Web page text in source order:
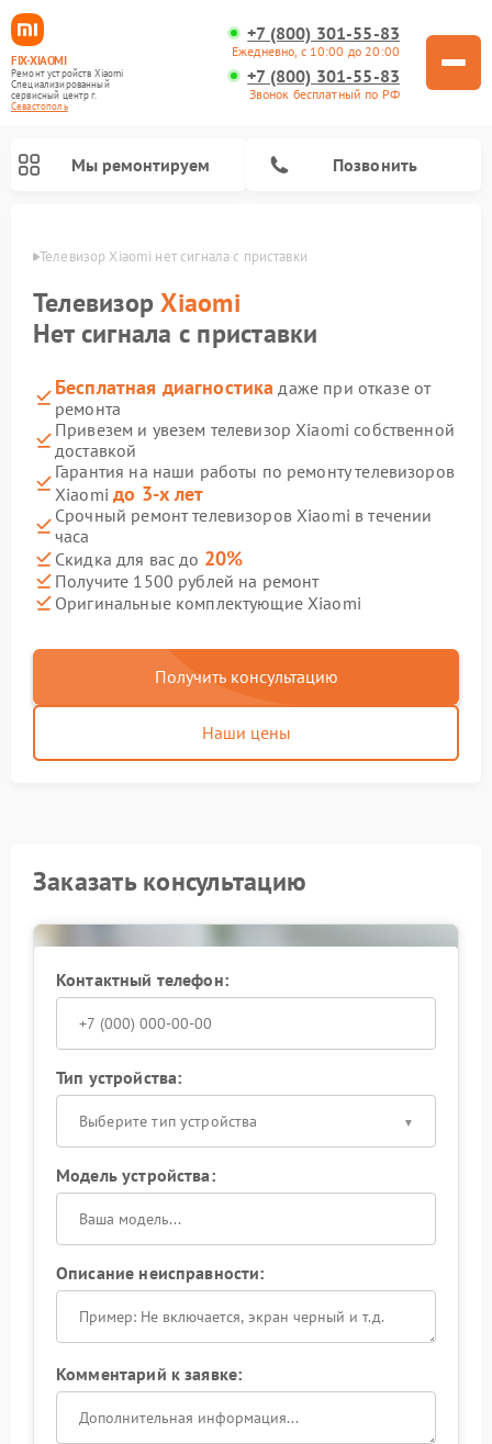
FIX-XIAOMI
Ремонт устройств Xiaomi
Специализированный
cервисный центр г.
Севастополь
+7 (800) 301-55-83
Ежедневно, с 10:00 до 20:00
+7 (800) 301-55-83
Звонок бесплатный по РФ
Мы ремонтируем Позвонить
Телевизор Xiaomi нет сигнала с приставки
ТелевизорXiaomi
Нет сигнала с приставки
Бесплатная диагностика даже при отказе от
ремонта
Привезем и увезем телевизор Xiaomi собственной
доставкой
Гарантия на наши работы по ремонту телевизоров
Xiaomiдо 3-х лет
Срочный ремонт телевизоров Xiaomi в течении
часа
Скидка для вас до 20%
Получите 1500 рублей на ремонт
Оригинальные комплектующие Xiaomi
Получить консультацию
Наши цены
Заказать консультацию
Контактный телефон:
Тип устройства:
Выберите тип устройства
Модель устройства:
Описание неисправности:
Комментарий к заявке: